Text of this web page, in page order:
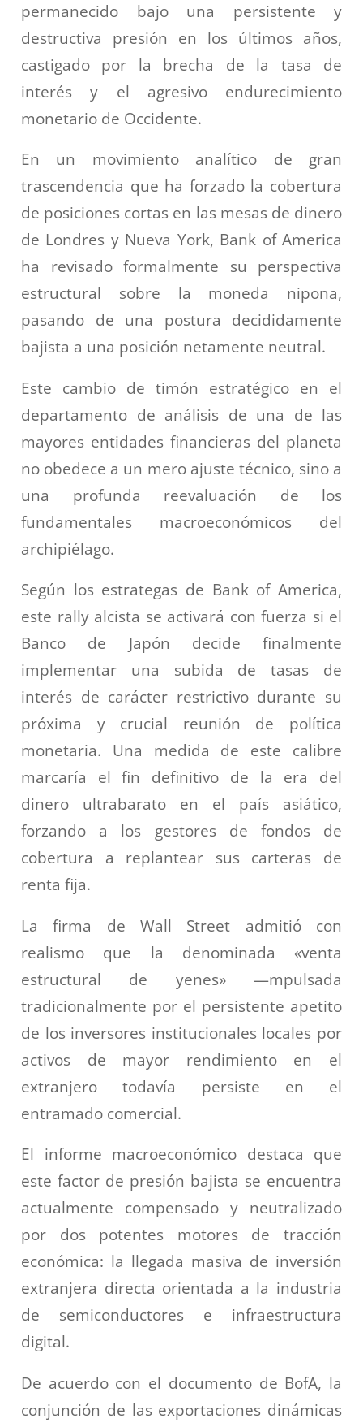
permanecido bajo una persistente y
destructiva presión en los últimos años,
castigado por la brecha de la tasa de
interés y el agresivo endurecimiento
monetario de Occidente.
En un movimiento analítico de gran
trascendencia que ha forzado la cobertura
de posiciones cortas en las mesas de dinero
de Londres y Nueva York, Bank of America
ha revisado formalmente su perspectiva
estructural sobre la moneda nipona,
pasando de una postura decididamente
bajista a una posición netamente neutral.
Este cambio de timón estratégico en el
departamento de análisis de una de las
mayores entidades financieras del planeta
no obedece a un mero ajuste técnico, sino a
una profunda reevaluación de los
fundamentales macroeconómicos del
archipiélago.
Según los estrategas de Bank of America,
este rally alcista se activará con fuerza si el
Banco de Japón decide finalmente
implementar una subida de tasas de
interés de carácter restrictivo durante su
próxima y crucial reunión de política
monetaria. Una medida de este calibre
marcaría el fin definitivo de la era del
dinero ultrabarato en el país asiático,
forzando a los gestores de fondos de
cobertura a replantear sus carteras de
renta fija.
La firma de Wall Street admitió con
realismo que la denominada «venta
estructural de yenes» —mpulsada
tradicionalmente por el persistente apetito
de los inversores institucionales locales por
activos de mayor rendimiento en el
extranjero todavía persiste en el
entramado comercial.
El informe macroeconómico destaca que
este factor de presión bajista se encuentra
actualmente compensado y neutralizado
por dos potentes motores de tracción
económica: la llegada masiva de inversión
extranjera directa orientada a la industria
de semiconductores e infraestructura
digital.
De acuerdo con el documento de BofA, la
conjunción de las exportaciones dinámicas